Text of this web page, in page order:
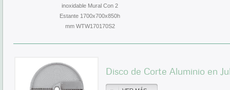
inoxidable Mural Con 2
Estante 1700x700x850h
mm WTW170170S2
Disco de Corte Aluminio en